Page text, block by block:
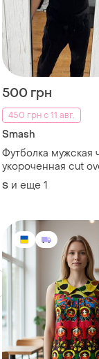
500 грн
450 грн с 11 авг.
Smash
Футболка мужская
укороченная cut
smash, размер s - m
S и еще 1